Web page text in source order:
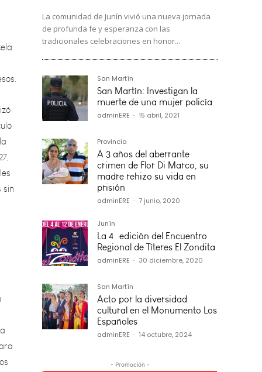
La comunidad de Junín vivió una nueva jornada
de profunda fe y esperanza con las
tradicionales celebraciones en honor...
San Martín
San Martín: Investigan la
muerte de una mujer policía
adminERE - 15 abril, 2021
Provincia
A 3 años del aberrante
crimen de Flor Di Marco, su
madre rehizo su vida en
prisión
adminERE - 7 junio, 2020
Junín
La 4º edición del Encuentro
Regional de Títeres El Zondita
adminERE - 30 diciembre, 2020
San Martín
Acto por la diversidad
cultural en el Monumento Los
Españoles
adminERE - 14 octubre, 2024
- Promoción -